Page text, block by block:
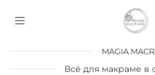
MAGIA
Всё для макраме в